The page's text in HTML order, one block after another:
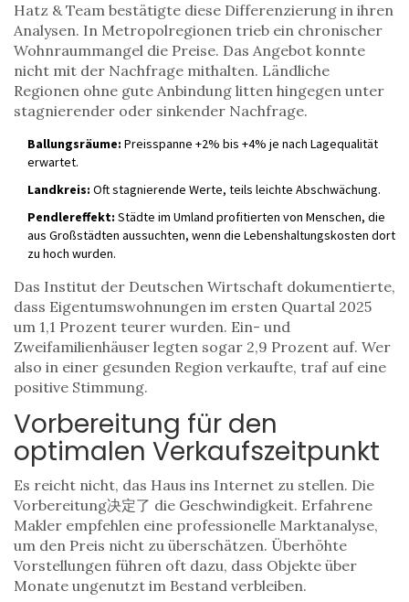
Hatz & Team bestätigte diese Differenzierung in ihren
Analysen. In Metropolregionen trieb ein chronischer
Wohnraummangel die Preise. Das Angebot konnte
nicht mit der Nachfrage mithalten. Ländliche
Regionen ohne gute Anbindung litten hingegen unter
stagnierender oder sinkender Nachfrage.
Ballungsräume: Preisspanne +2% bis +4% je nach Lagequalität
erwartet.
Landkreis: Oft stagnierende Werte, teils leichte Abschwächung.
Pendlereffekt: Städte im Umland profitierten von Menschen, die
aus Großstädten aussuchten, wenn die Lebenshaltungskosten dort
zu hoch wurden.
Das Institut der Deutschen Wirtschaft dokumentierte,
dass Eigentumswohnungen im ersten Quartal 2025
um 1,1 Prozent teurer wurden. Ein- und
Zweifamilienhäuser legten sogar 2,9 Prozent auf. Wer
also in einer gesunden Region verkaufte, traf auf eine
positive Stimmung.
Vorbereitung für den
optimalen Verkaufszeitpunkt
Es reicht nicht, das Haus ins Internet zu stellen. Die
Vorbereitung决定了 die Geschwindigkeit. Erfahrene
Makler empfehlen eine professionelle Marktanalyse,
um den Preis nicht zu überschätzen. Überhöhte
Vorstellungen führen oft dazu, dass Objekte über
Monate ungenutzt im Bestand verbleiben.